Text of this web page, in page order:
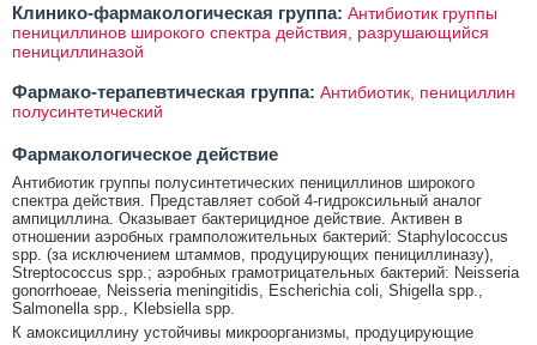
Клинико-фармакологическая группа: Антибиотик группы
пенициллинов широкого спектра действия, разрушающийся
пенициллиназой
Фармако-терапевтическая группа: Антибиотик, пенициллин
полусинтетический
Фармакологическое действие
Антибиотик группы полусинтетических пенициллинов широкого
спектра действия. Представляет собой 4-гидроксильный аналог
ампициллина. Оказывает бактерицидное действие. Активен в
отношении аэробных грамположительных бактерий: Staphylococcus
spp. (за исключением штаммов, продуцирующих пенициллиназу),
Streptococcus spp.; аэробных грамотрицательных бактерий: Neisseria
gonorrhoeae, Neisseria meningitidis, Escherichia coli, Shigella spp.,
Salmonella spp., Klebsiella spp.
К амоксициллину устойчивы микроорганизмы, продуцирующие